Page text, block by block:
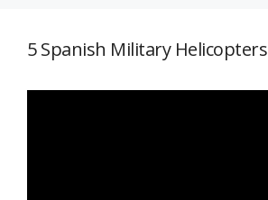
5 Spanish Military Helicopters